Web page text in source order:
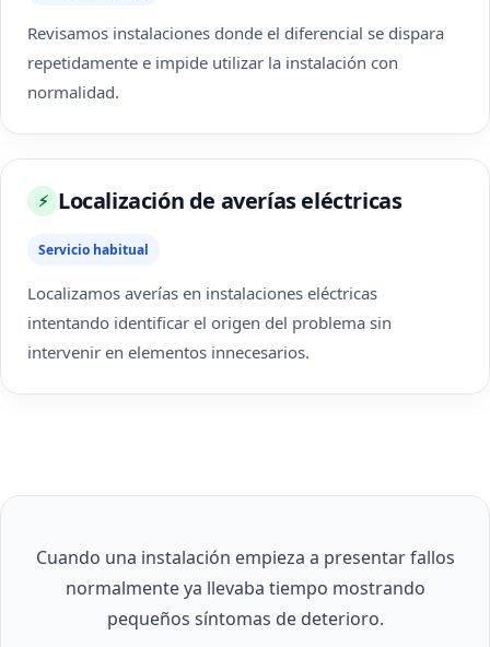
Revisamos instalaciones donde el diferencial se dispara
repetidamente e impide utilizar la instalación con
normalidad.
⚡ Localización de averías eléctricas
Servicio habitual
Localizamos averías en instalaciones eléctricas
intentando identificar el origen del problema sin
intervenir en elementos innecesarios.
Cuando una instalación empieza a presentar fallos
normalmente ya llevaba tiempo mostrando
pequeños síntomas de deterioro.